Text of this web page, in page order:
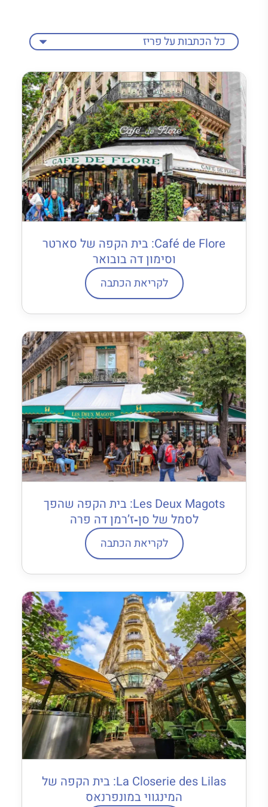
Café de Flore: בית הקפה של סארטר
וסימון דה בובואר
לקריאת הכתבה
Les Deux Magots: בית הקפה שהפך
לסמל של סן‐ז’רמן דה פרה
לקריאת הכתבה
La Closerie des Lilas: בית הקפה של
המינגווי במונפרנאס